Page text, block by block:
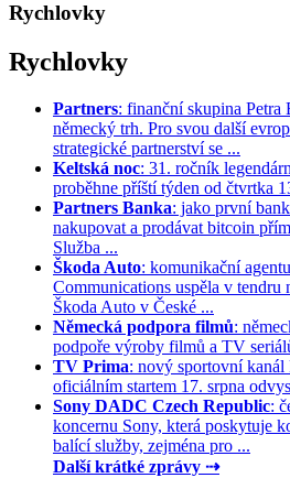
Rychlovky
Rychlovky
Partners: finanční skupina Petra
německý trh. Pro svou další
strategické partnerství se ...
Keltská noc: 31. ročník
proběhne příští týden od čtvrtka
Partners Banka: jako první
nakupovat a prodávat bitcoin
Služba ...
Škoda Auto: komunikační
Communications uspěla v tendru
Škoda Auto v České ...
Německá podpora filmů:
podpoře výroby filmů a TV
TV Prima: nový sportovní kanál
oficiálním startem 17. srpna
Sony DADC Czech Republic:
koncernu Sony, která poskytuje
balící služby, zejména pro ...
Další krátké zprávy ⇢